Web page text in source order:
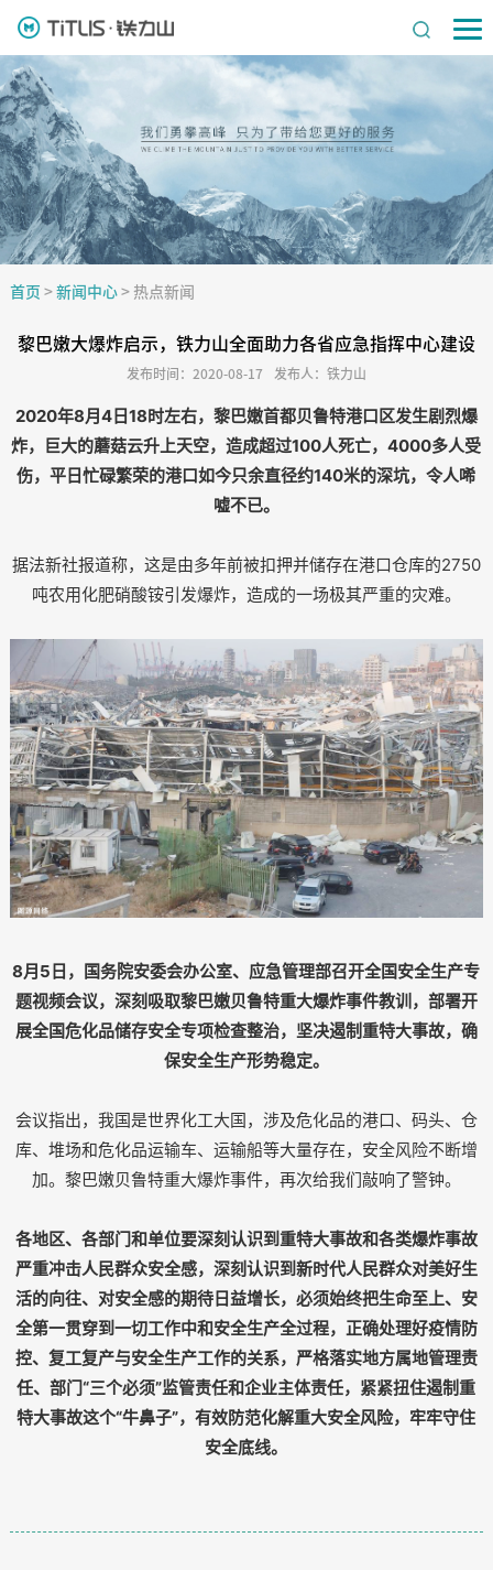
首页 > 新闻中心> 热点新闻
黎巴嫩大爆炸启示，铁力山全面助力各省应急指挥中心建设
发布时间：2020-08-17 发布人：铁力山
2020年8月4日18时左右，黎巴嫩首都贝鲁特港口区发生剧烈爆
炸，巨大的蘑菇云升上天空，造成超过100人死亡，4000多人受
伤，平日忙碌繁荣的港口如今只余直径约140米的深坑，令人唏
嘘不已。
据法新社报道称，这是由多年前被扣押并储存在港口仓库的2750
吨农用化肥硝酸铵引发爆炸，造成的一场极其严重的灾难。
8月5日，国务院安委会办公室、应急管理部召开全国安全生产专
题视频会议，深刻吸取黎巴嫩贝鲁特重大爆炸事件教训，部署开
展全国危化品储存安全专项检查整治，坚决遏制重特大事故，确
保安全生产形势稳定。
会议指出，我国是世界化工大国，涉及危化品的港口、码头、仓
库、堆场和危化品运输车、运输船等大量存在，安全风险不断增
加。黎巴嫩贝鲁特重大爆炸事件，再次给我们敲响了警钟。
各地区、各部门和单位要深刻认识到重特大事故和各类爆炸事故
严重冲击人民群众安全感，深刻认识到新时代人民群众对美好生
活的向往、对安全感的期待日益增长，必须始终把生命至上、安
全第一贯穿到一切工作中和安全生产全过程，正确处理好疫情防
控、复工复产与安全生产工作的关系，严格落实地方属地管理责
任、部门“三个必须”监管责任和企业主体责任，紧紧扭住遏制重
特大事故这个“牛鼻子”，有效防范化解重大安全风险，牢牢守住
安全底线。